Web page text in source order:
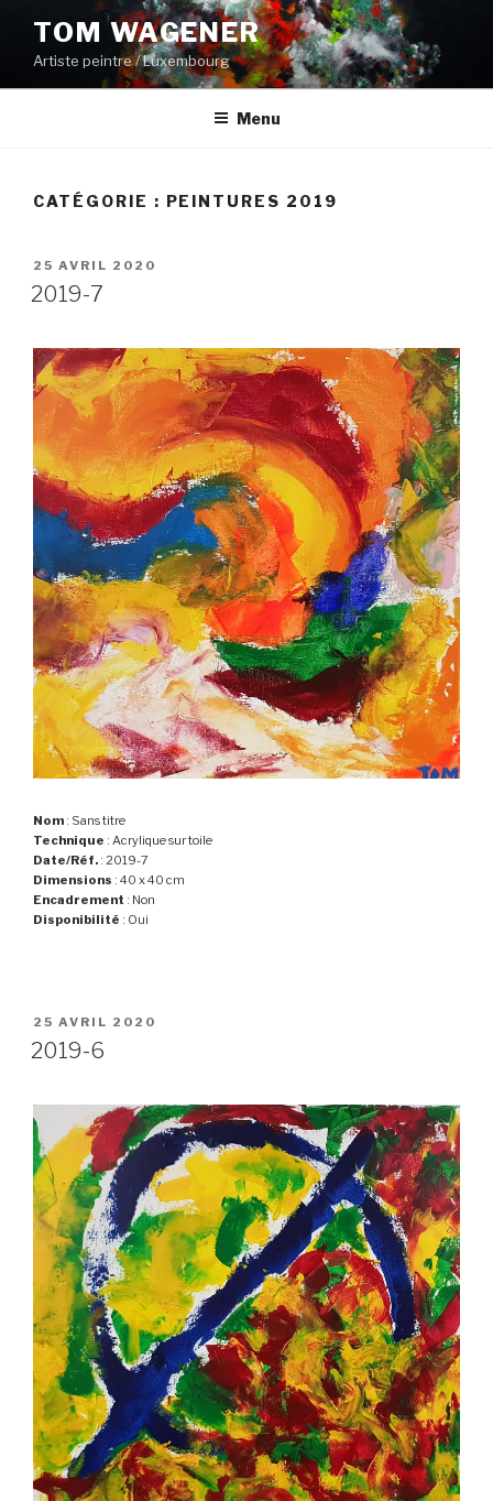
contenu
principal
TOM WAGENER
Artiste peintre / Luxembourg
Menu
CATÉGORIE : PEINTURES 2019
PUBLIÉ
LE
25 AVRIL 2020
2019-7
Nom : Sans titre
Technique : Acrylique sur toile
Date/Réf. : 2019-7
Dimensions : 40 x 40 cm
Encadrement : Non
Disponibilité : Oui
PUBLIÉ
LE
25 AVRIL 2020
2019-6